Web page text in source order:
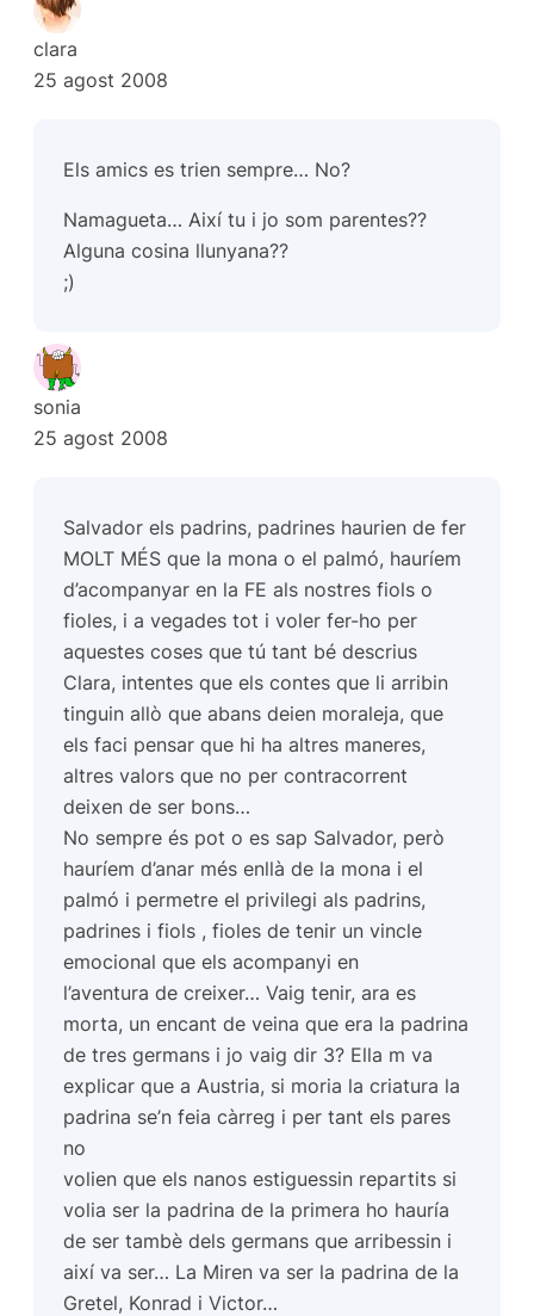
clara
25 agost 2008
Els amics es trien sempre… No?
Namagueta… Així tu i jo som parentes??
Alguna cosina llunyana??
;)
sonia
25 agost 2008
Salvador els padrins, padrines haurien de fer
MOLT MÉS que la mona o el palmó, hauríem
d’acompanyar en la FE als nostres fiols o
fioles, i a vegades tot i voler fer-ho per
aquestes coses que tú tant bé descrius
Clara, intentes que els contes que li arribin
tinguin allò que abans deien moraleja, que
els faci pensar que hi ha altres maneres,
altres valors que no per contracorrent
deixen de ser bons…
No sempre és pot o es sap Salvador, però
hauríem d’anar més enllà de la mona i el
palmó i permetre el privilegi als padrins,
padrines i fiols , fioles de tenir un vincle
emocional que els acompanyi en
l’aventura de creixer… Vaig tenir, ara es
morta, un encant de veina que era la padrina
de tres germans i jo vaig dir 3? Ella m va
explicar que a Austria, si moria la criatura la
padrina se’n feia càrreg i per tant els pares
no
volien que els nanos estiguessin repartits si
volia ser la padrina de la primera ho hauría
de ser tambè dels germans que arribessin i
així va ser… La Miren va ser la padrina de la
Gretel, Konrad i Victor…